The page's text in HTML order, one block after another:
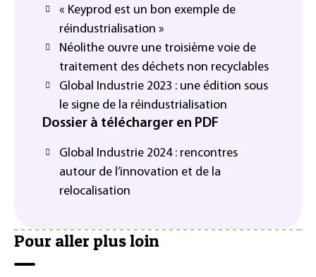
« Keyprod est un bon exemple de
réindustrialisation »
Néolithe ouvre une troisième voie de
traitement des déchets non recyclables
Global Industrie 2023 : une édition sous
le signe de la réindustrialisation
Dossier à télécharger en PDF
Global Industrie 2024 : rencontres
autour de l’innovation et de la
relocalisation
Pour aller plus loin